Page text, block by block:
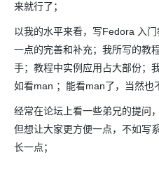
来就行了；
以我的水平来看，写Fedora 入
一点的完善和补充；我所写的教
手；教程中实例应用占大部份；
如看man ；能看man了，当然也
经常在论坛上看一些弟兄的提问
但想让大家更方便一点，不如写
长一点；